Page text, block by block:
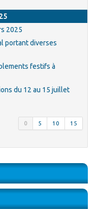
2025
portant diverses
festifs à
du 12 au 15 juillet
0 5 10 15